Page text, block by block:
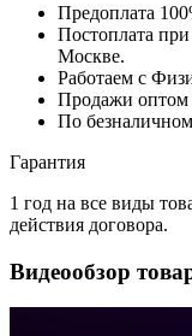
Предоплата
Постоплата
Москве.
Работаем с
Продажи оптом
По
Гарантия
1 год на все виды
действия договора.
Видеообзор